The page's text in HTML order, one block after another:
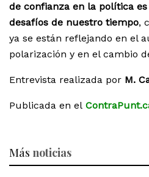
de confianza en la política
desafíos de nuestro tiempo,
ya se están reflejando en el
polarización y en el cambio
Entrevista realizada por M.
Publicada en el
Más noticias